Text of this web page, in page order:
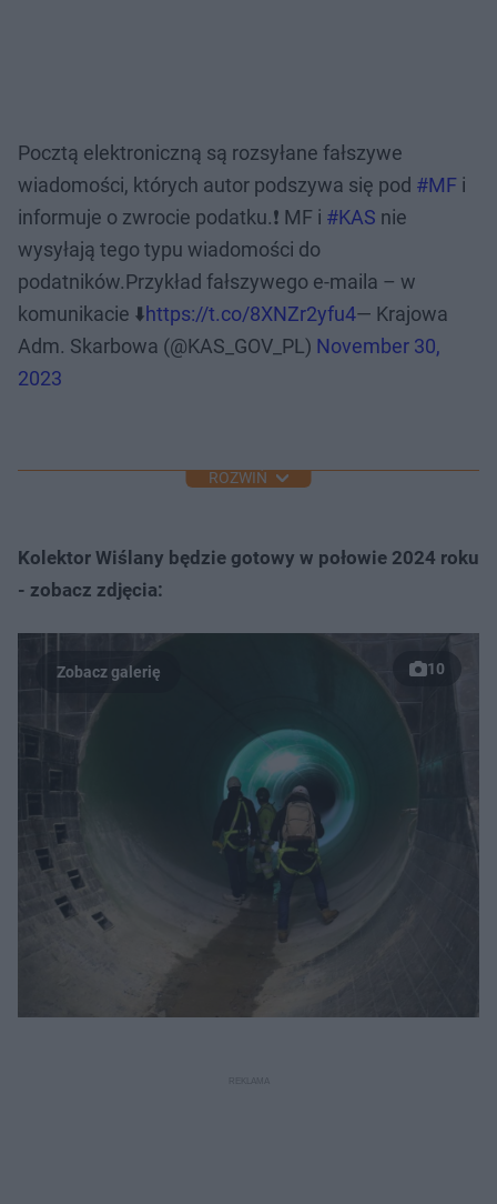
Pocztą elektroniczną są rozsyłane fałszywe
wiadomości, których autor podszywa się pod #MF i
informuje o zwrocie podatku.❗️ MF i #KAS nie
wysyłają tego typu wiadomości do
podatników.Przykład fałszywego e-maila – w
komunikacie ⬇️https://t.co/8XNZr2yfu4— Krajowa
Adm. Skarbowa (@KAS_GOV_PL) November 30,
2023
ROZWIŃ
Kolektor Wiślany będzie gotowy w połowie 2024 roku
- zobacz zdjęcia:
10